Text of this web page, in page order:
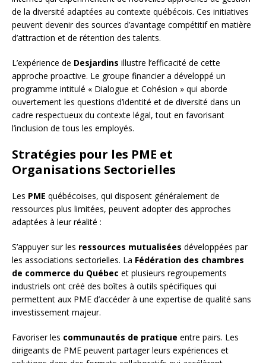
de la diversité adaptées au contexte québécois. Ces initiatives
peuvent devenir des sources d’avantage compétitif en matière
d’attraction et de rétention des talents.
L’expérience de Desjardins illustre l’efficacité de cette
approche proactive. Le groupe financier a développé un
programme intitulé « Dialogue et Cohésion » qui aborde
ouvertement les questions d’identité et de diversité dans un
cadre respectueux du contexte légal, tout en favorisant
l’inclusion de tous les employés.
Stratégies pour les PME et
Organisations Sectorielles
Les PME québécoises, qui disposent généralement de
ressources plus limitées, peuvent adopter des approches
adaptées à leur réalité :
S’appuyer sur les ressources mutualisées développées par
les associations sectorielles. La Fédération des chambres
de commerce du Québec et plusieurs regroupements
industriels ont créé des boîtes à outils spécifiques qui
permettent aux PME d’accéder à une expertise de qualité sans
investissement majeur.
Favoriser les communautés de pratique entre pairs. Les
dirigeants de PME peuvent partager leurs expériences et